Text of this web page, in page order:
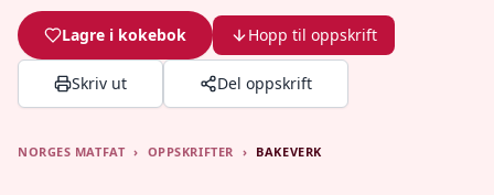
Lagre i kokebok Hopp til oppskrift
Skriv ut Del oppskrift
NORGES MATFAT › OPPSKRIFTER › BAKEVERK